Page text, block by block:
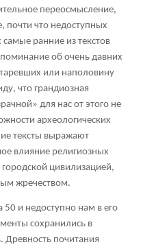
переосмысление,
почти что недоступных
ранние из текстов
об очень давних
или наполовину
что грандиозная
для нас от этого не
археологических
тексты выражают
влияние религиозных
цивилизацией,
жречеством.
50 и недоступно нам в его
сохранились в
Древность почитания